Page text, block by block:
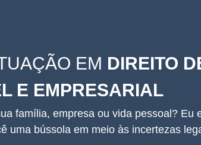
EM DIREITO
E EMPRESARIAL
família, empresa ou vida pessoal? Eu
uma bússola em meio às incertezas